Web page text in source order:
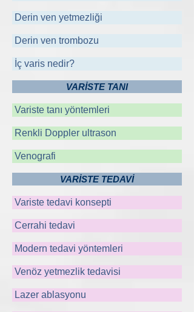
Derin ven yetmezliği
Derin ven trombozu
İç varis nedir?
VARİSTE TANI
Variste tanı yöntemleri
Renkli Doppler ultrason
Venografi
VARİSTE TEDAVİ
Variste tedavi konsepti
Cerrahi tedavi
Modern tedavi yöntemleri
Venöz yetmezlik tedavisi
Lazer ablasyonu